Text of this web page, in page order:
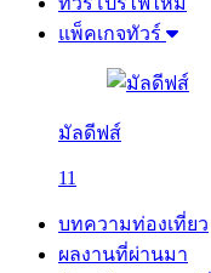
แพ็คเกจทัวร์
มัลดีฟส์
11
บทความท่องเที่ยว
ผลงานที่ผ่านมา